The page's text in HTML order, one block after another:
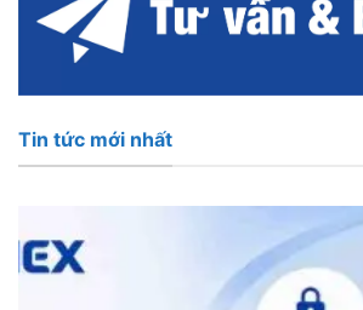
Tin tức mới nhất